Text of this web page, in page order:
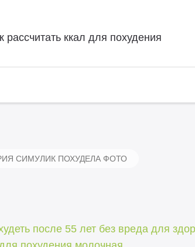
рассчитать ккал для похудения
СИМУЛИК ПОХУДЕЛА ФОТО
после 55 лет без вреда для